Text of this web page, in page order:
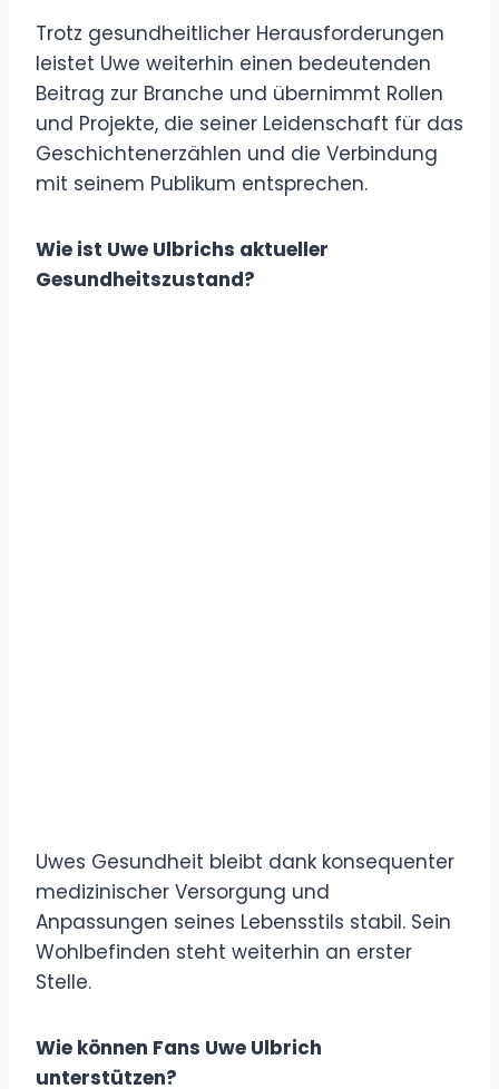
Trotz gesundheitlicher Herausforderungen
leistet Uwe weiterhin einen bedeutenden
Beitrag zur Branche und übernimmt Rollen
und Projekte, die seiner Leidenschaft für das
Geschichtenerzählen und die Verbindung
mit seinem Publikum entsprechen.
Wie ist Uwe Ulbrichs aktueller
Gesundheitszustand?
Uwes Gesundheit bleibt dank konsequenter
medizinischer Versorgung und
Anpassungen seines Lebensstils stabil. Sein
Wohlbefinden steht weiterhin an erster
Stelle.
Wie können Fans Uwe Ulbrich
unterstützen?